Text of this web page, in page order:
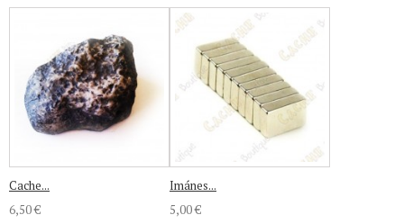
Cache...
6,50 €
Imánes...
5,00 €